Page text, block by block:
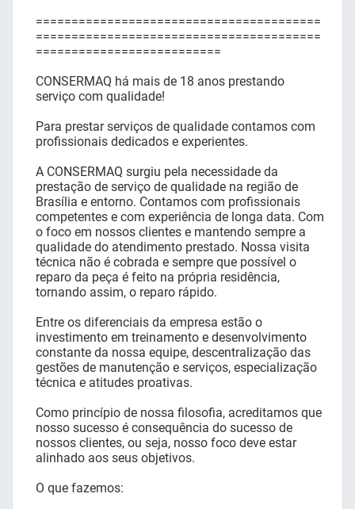
========================================
========================================
==========================
CONSERMAQ há mais de 18 anos prestando
serviço com qualidade!
Para prestar serviços de qualidade contamos com
profissionais dedicados e experientes.
A CONSERMAQ surgiu pela necessidade da
prestação de serviço de qualidade na região de
Brasília e entorno. Contamos com profissionais
competentes e com experiência de longa data. Com
o foco em nossos clientes e mantendo sempre a
qualidade do atendimento prestado. Nossa visita
técnica não é cobrada e sempre que possível o
reparo da peça é feito na própria residência,
tornando assim, o reparo rápido.
Entre os diferenciais da empresa estão o
investimento em treinamento e desenvolvimento
constante da nossa equipe, descentralização das
gestões de manutenção e serviços, especialização
técnica e atitudes proativas.
Como princípio de nossa filosofia, acreditamos que
nosso sucesso é consequência do sucesso de
nossos clientes, ou seja, nosso foco deve estar
alinhado aos seus objetivos.
O que fazemos: